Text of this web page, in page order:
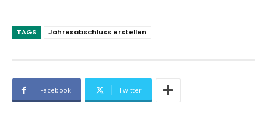
TAGS Jahresabschluss erstellen
Facebook Twitter